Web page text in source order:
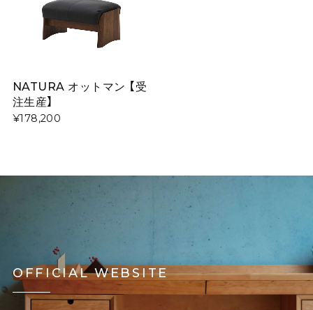
NATURA オットマン 【受
注生産】
¥178,200
OFFICIAL WEBSITE